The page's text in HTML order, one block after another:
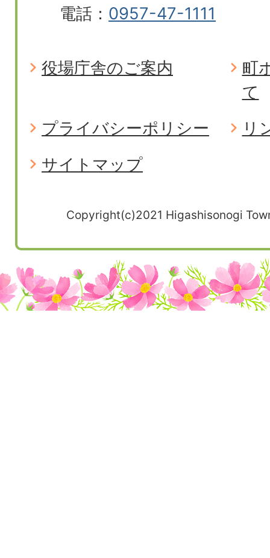
電話： 0957-47-1111
役場庁舎のご案内
町
て
プライバシーポリシー
リ
サイトマップ
Copyright(c)2021 Higashisonogi